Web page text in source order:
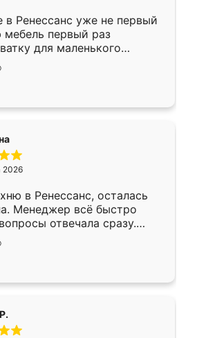
Ренессанс уже не первый
мебель первый раз
для маленького
рождении ,во второй раз
По качеству очень
достаточно быстрая,
он более разнообразный.
что-то потребуется из
только здесь.
2026
в Ренессанс, осталась
Менеджер всё быстро
отвечала сразу.
в субботу, подошёл к
Собрали
работали аккуратно, даже